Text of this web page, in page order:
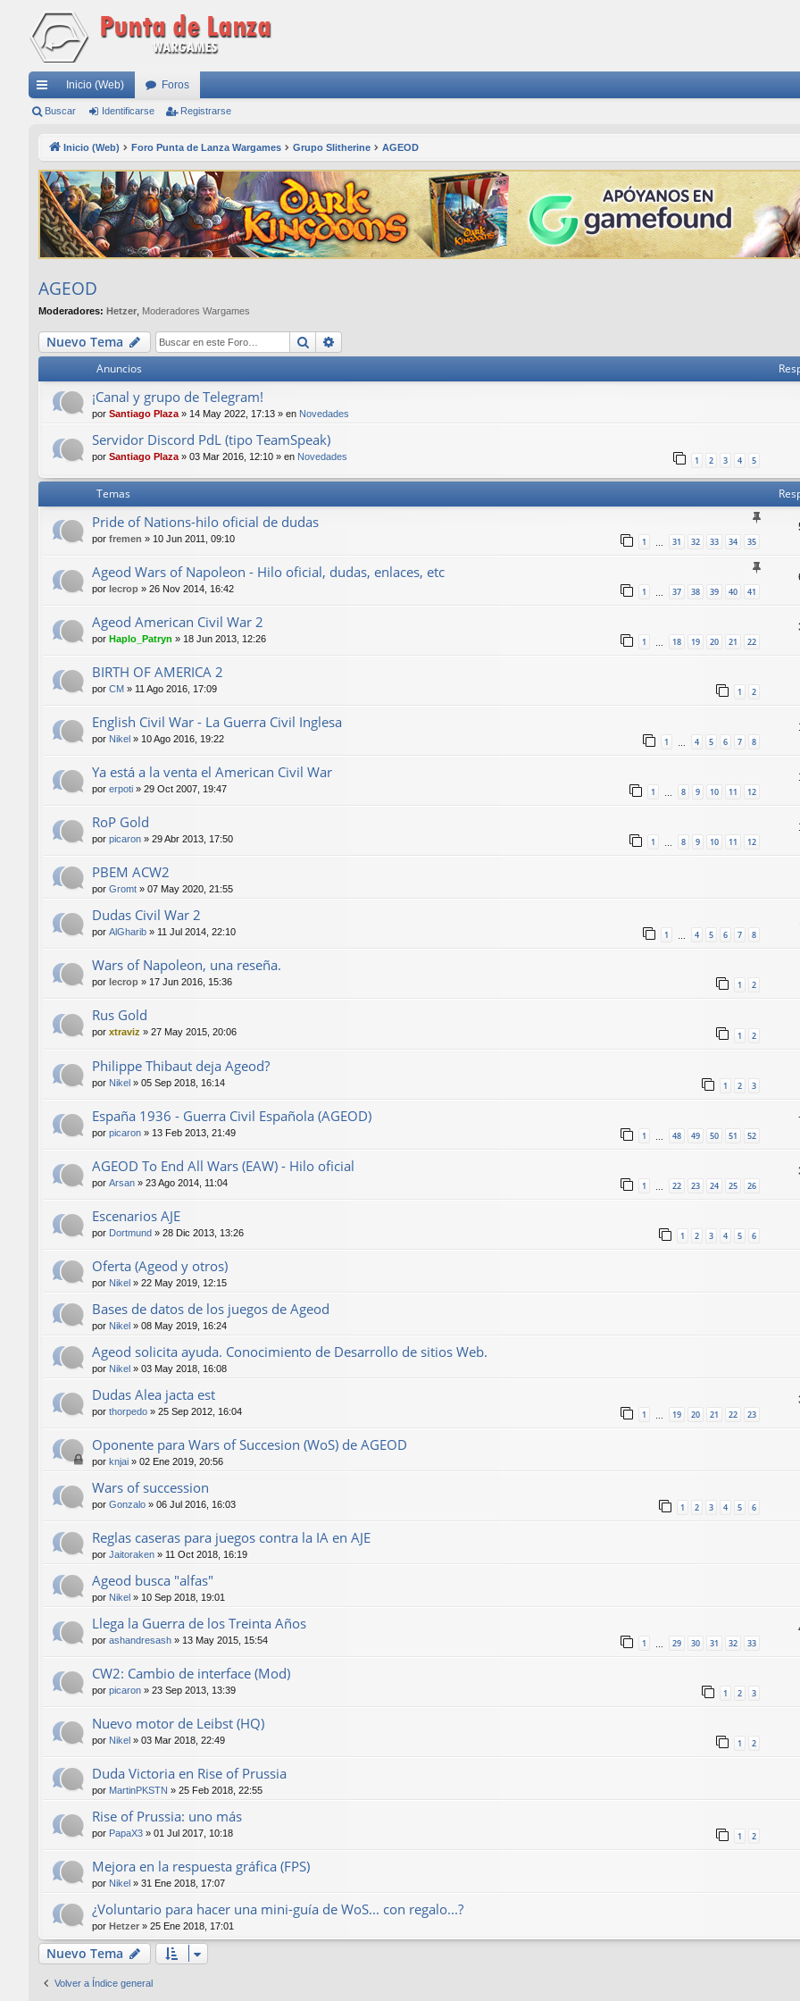
nl
rá
pi
do
Inicio (Web) Foros
Buscar Identificarse Registrarse
Inicio (Web) Foro Punta de Lanza Wargames Grupo Slitherine AGEOD
AGEOD
Moderadores: Hetzer Moderadores Wargames
Nuevo Tema Buscar
Anuncios
¡Canal y grupo de Telegram!
por Santiago Plaza» 14 May 2022, 17:13 » en Novedades
Servidor Discord PdL (tipo TeamSpeak)
por Santiago Plaza» 03 Mar 2016, 12:10 » en Novedades 1 2 3 4 5
Temas
Pride of Nations-hilo oficial de dudas
por fremen » 10 Jun 2011, 09:10 1 31 32 33 34 35
Ageod Wars of Napoleon - Hilo oficial, dudas, enlaces, etc
por lecrop » 26 Nov 2014, 16:42 1 37 38 39 40 41
Ageod American Civil War 2
por Haplo_Patryn » 18 Jun 2013, 12:26 1 18 19 20 21 22
BIRTH OF AMERICA 2
por CM » 11 Ago 2016, 17:09 1 2
English Civil War - La Guerra Civil Inglesa
por Nikel » 10 Ago 2016, 19:22 1 … 4 5 6 7 8
Ya está a la venta el American Civil War
por erpoti » 29 Oct 2007, 19:47 1 … 8 9 10 11 12
RoP Gold
por picaron » 29 Abr 2013, 17:50 1 … 8 9 10 11 12
PBEM ACW2
por Gromt » 07 May 2020, 21:55
Dudas Civil War 2
por AlGharib » 11 Jul 2014, 22:10 1 … 4 5 6 7 8
Wars of Napoleon, una reseña.
por lecrop » 17 Jun 2016, 15:36 1 2
Rus Gold
por xtraviz » 27 May 2015, 20:06 1 2
Philippe Thibaut deja Ageod?
por Nikel » 05 Sep 2018, 16:14 1 2 3
España 1936 - Guerra Civil Española (AGEOD)
por picaron » 13 Feb 2013, 21:49 1 48 49 50 51 52
AGEOD To End All Wars (EAW) - Hilo oficial
por Arsan » 23 Ago 2014, 11:04 1 22 23 24 25 26
Escenarios AJE
por Dortmund » 28 Dic 2013, 13:26 1 2 3 4 5 6
Oferta (Ageod y otros)
por Nikel » 22 May 2019, 12:15
Bases de datos de los juegos de Ageod
por Nikel » 08 May 2019, 16:24
Ageod solicita ayuda. Conocimiento de Desarrollo de sitios Web.
por Nikel » 03 May 2018, 16:08
Dudas Alea jacta est
por thorpedo » 25 Sep 2012, 16:04 1 19 20 21 22 23
Oponente para Wars of Succesion (WoS) de AGEOD
por knjai » 02 Ene 2019, 20:56
Wars of succession
por Gonzalo » 06 Jul 2016, 16:03 1 2 3 4 5 6
Reglas caseras para juegos contra la IA en AJE
por Jaitoraken » 11 Oct 2018, 16:19
Ageod busca "alfas"
por Nikel » 10 Sep 2018, 19:01
Llega la Guerra de los Treinta Años
por ashandresash » 13 May 2015, 15:54 1 … 29 30 31 32 33
CW2: Cambio de interface (Mod)
por picaron » 23 Sep 2013, 13:39 1 2 3
Nuevo motor de Leibst (HQ)
por Nikel » 03 Mar 2018, 22:49 1 2
Duda Victoria en Rise of Prussia
por MartinPKSTN » 25 Feb 2018, 22:55
Rise of Prussia: uno más
por PapaX3 » 01 Jul 2017, 10:18 1 2
Mejora en la respuesta gráfica (FPS)
por Nikel » 31 Ene 2018, 17:07
¿Voluntario para hacer una mini-guía de WoS... con regalo...?
por Hetzer » 25 Ene 2018, 17:01
Nuevo Tema
Volver a Índice general